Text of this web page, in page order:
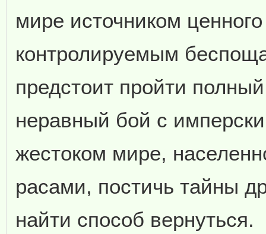
мире источником
контролируемым
предстоит пройти
неравный бой с
жестоком мире,
расами, постичь тайны
найти способ вернуться.